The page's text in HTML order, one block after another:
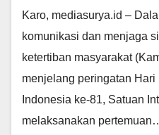
Karo, mediasurya.id –
komunikasi dan menjaga
ketertiban masyarakat
menjelang peringatan
Indonesia ke-81, Satuan
melaksanakan